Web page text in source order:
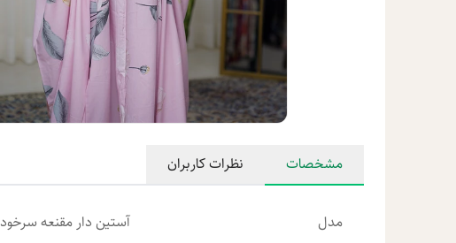
مشخصات نظرات کاربران
مدل آستین دار مقنعه سرخود